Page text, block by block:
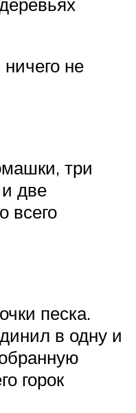
не
три
две
всего
песка.
в одну и
горок